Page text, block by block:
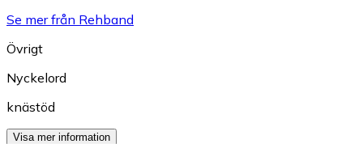
Se mer från Rehband
Övrigt
Nyckelord
knästöd
Visa mer information